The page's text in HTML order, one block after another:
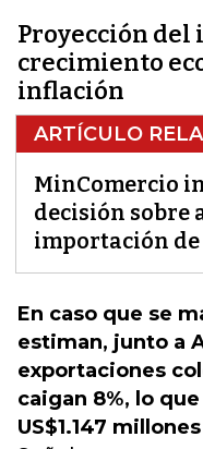
Proyección del
crecimiento
inflación
ARTÍCULO
MinComercio
decisión sobre
importación de
En caso que se
estiman, junto a
exportaciones
caigan 8%, lo
US$1.147